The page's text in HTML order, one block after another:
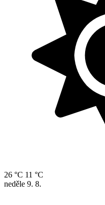
26 °C 11 °C
neděle 9. 8.